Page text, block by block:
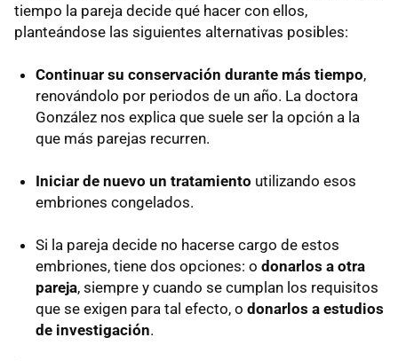
tiempo la pareja decide qué hacer con ellos,
planteándose las siguientes alternativas posibles:
Continuar su conservación durante más tiempo,
renovándolo por periodos de un año. La doctora
González nos explica que suele ser la opción a la
que más parejas recurren.
Iniciar de nuevo un tratamiento utilizando esos
embriones congelados.
Si la pareja decide no hacerse cargo de estos
embriones, tiene dos opciones: o donarlos a otra
pareja, siempre y cuando se cumplan los requisitos
que se exigen para tal efecto, o donarlos a estudios
de investigación.